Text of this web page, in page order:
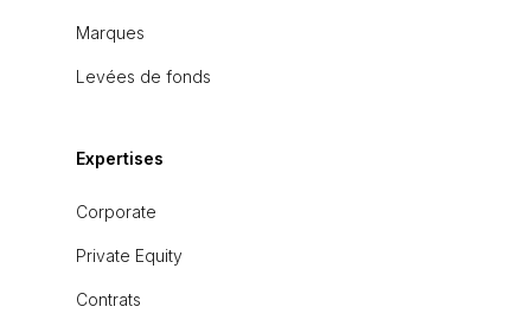
Marques
Levées de fonds
Expertises
Corporate
Private Equity
Contrats